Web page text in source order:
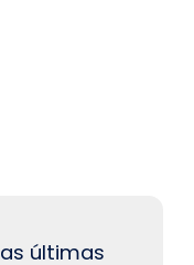
últimas